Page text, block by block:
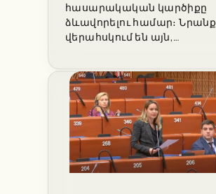
հասարակական կարծիքը
ձևավորելու համար։ Նրանք
վերահսկում են այն,…